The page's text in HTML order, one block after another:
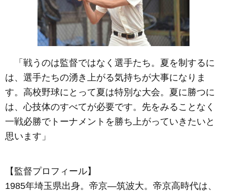
「戦うのは監督ではなく選手たち。夏を制するに
は、選手たちの湧き上がる気持ちが大事になりま
す。高校野球にとって夏は特別な大会。夏に勝つに
は、心技体のすべてが必要です。先をみることなく
一戦必勝でトーナメントを勝ち上がっていきたいと
思います」
【監督プロフィール】
1985年埼玉県出身。帝京―筑波大。帝京高時代は、